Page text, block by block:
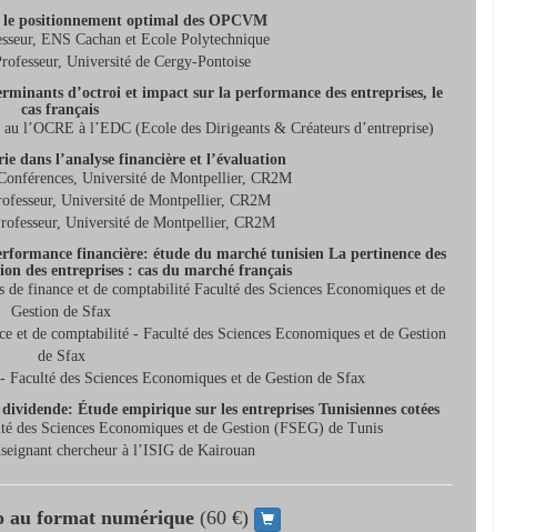
positionnement optimal des OPCVM
ENS Cachan et Ecole Polytechnique
Université de Cergy-Pontoise
d’octroi et impact sur la performance des entreprises, le
cas français
l’OCRE à l’EDC (Ecole des Dirigeants & Créateurs d’entreprise)
dans l’analyse financière et l’évaluation
Université de Montpellier, CR2M
Université de Montpellier, CR2M
Université de Montpellier, CR2M
financière: étude du marché tunisien La pertinence des
des entreprises : cas du marché français
finance et de comptabilité Faculté des Sciences Economiques et de
Gestion de Sfax
et de comptabilité - Faculté des Sciences Economiques et de Gestion
de Sfax
des Sciences Economiques et de Gestion de Sfax
Étude empirique sur les entreprises Tunisiennes cotées
des Sciences Economiques et de Gestion (FSEG) de Tunis
chercheur à l’ISIG de Kairouan
au format numérique (60 €)